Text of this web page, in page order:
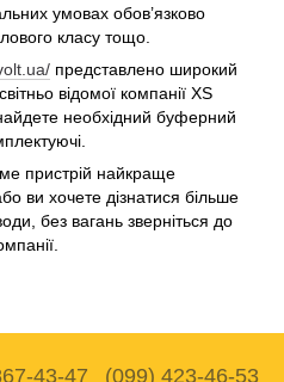
умовах обов’язково
класу тощо.
представлено широкий
відомої компанії XS
необхідний буферний
пристрій найкраще
ви хочете дізнатися більше
без вагань зверніться до
43-47 (099) 423-46-53